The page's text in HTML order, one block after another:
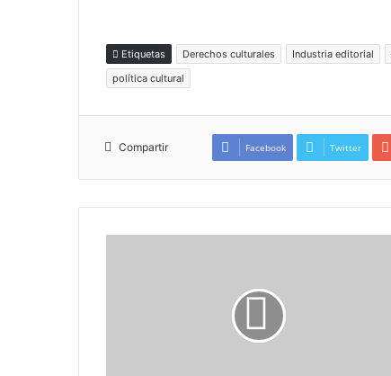
Etiquetas Derechos culturales Industria editorial
política cultural
Compartir Facebook Twitter